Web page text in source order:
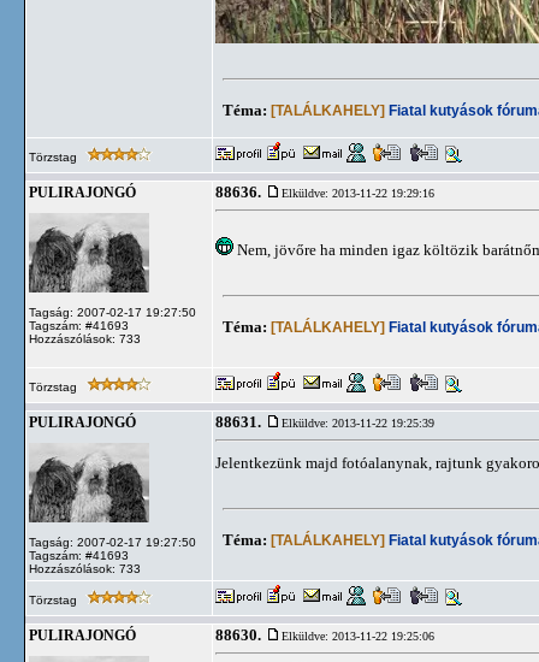
Téma: [TALÁLKAHELY] Fiatal kutyások
Törzstag
PULIRAJONGÓ
Tagság: 2007-02-17 19:27:50
Tagszám: #41693
Hozzászólások: 733
88636. Elküldve: 2013-11-22 19:29:16
Nem, jövőre ha minden igaz költözik
Téma: [TALÁLKAHELY] Fiatal kutyások
Törzstag
PULIRAJONGÓ
Tagság: 2007-02-17 19:27:50
Tagszám: #41693
Hozzászólások: 733
88631. Elküldve: 2013-11-22 19:25:39
Jelentkezünk majd fotóalanynak, rajtunk
Téma: [TALÁLKAHELY] Fiatal kutyások
Törzstag
PULIRAJONGÓ 88630. Elküldve: 2013-11-22 19:25:06